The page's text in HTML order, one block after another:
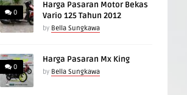
0
Harga Pasaran Motor Bekas
Vario 125 Tahun 2012
by Bella Sungkawa
0
Harga Pasaran Mx King
by Bella Sungkawa